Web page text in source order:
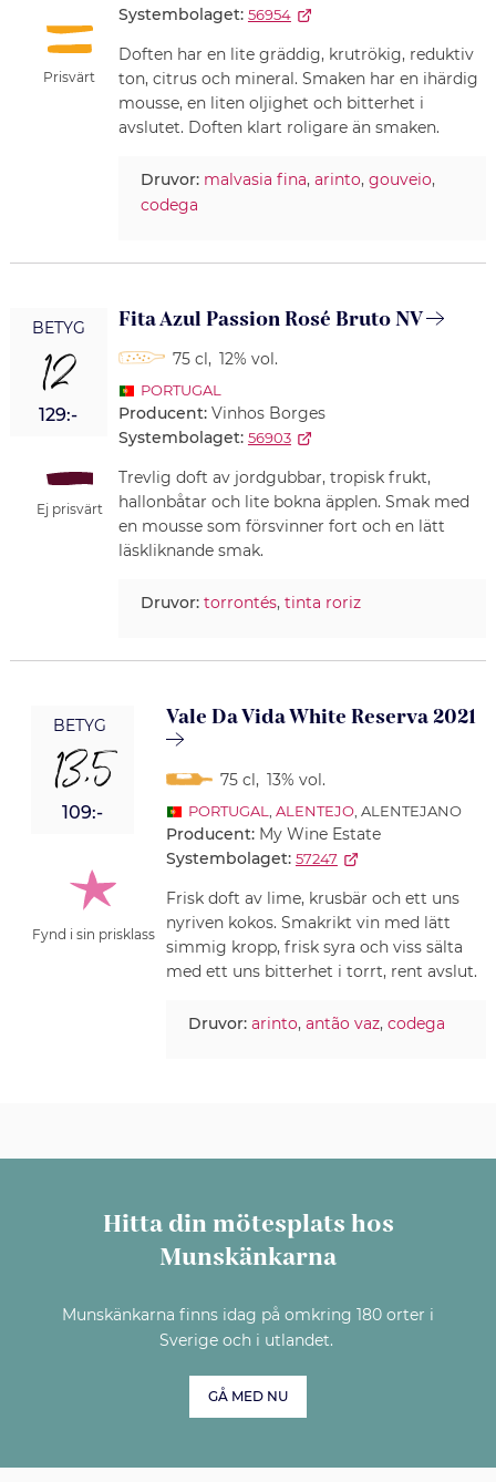
Prisvärt
Systembolaget: 56954
Doften har en lite gräddig, krutrökig, reduktiv
ton, citrus och mineral. Smaken har en ihärdig
mousse, en liten oljighet och bitterhet i
avslutet. Doften klart roligare än smaken.
Druvor: malvasia fina, arinto, gouveio,
codega
BETYG
12
129:-
Ej prisvärt
Fita Azul Passion Rosé Bruto NV
75 cl, 12% vol.
PORTUGAL
Producent: Vinhos Borges
Systembolaget: 56903
Trevlig doft av jordgubbar, tropisk frukt,
hallonbåtar och lite bokna äpplen. Smak med
en mousse som försvinner fort och en lätt
läskliknande smak.
Druvor: torrontés, tinta roriz
BETYG
13,5
109:-
Fynd i sin prisklass
Vale Da Vida White Reserva 2021
75 cl, 13% vol.
PORTUGAL ALENTEJO, ALENTEJANO
Producent: My Wine Estate
Systembolaget: 57247
Frisk doft av lime, krusbär och ett uns
nyriven kokos. Smakrikt vin med lätt
simmig kropp, frisk syra och viss sälta
med ett uns bitterhet i torrt, rent avslut.
Druvor: arinto, antão vaz, codega
Hitta din mötesplats hos
Munskänkarna
Munskänkarna finns idag på omkring 180 orter i
Sverige och i utlandet.
GÅ MED NU